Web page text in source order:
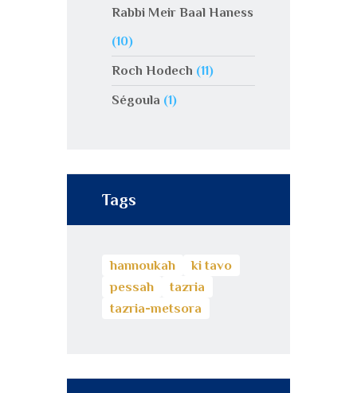
Rabbi Meir Baal Haness
(10)
Roch Hodech (11)
Ségoula (1)
Tags
hannoukah
ki tavo
pessah
tazria
tazria-metsora